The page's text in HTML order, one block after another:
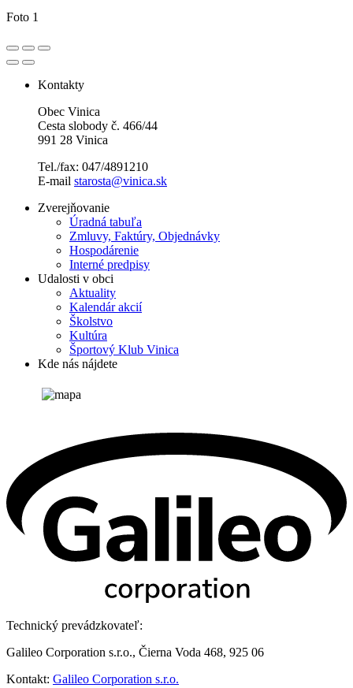
Foto 1
Kontakty
Obec Vinica
Cesta slobody č. 466/44
991 28 Vinica
Tel./fax: 047/4891210
E-mail starosta@vinica.sk
Zverejňovanie
Úradná tabuľa
Zmluvy, Faktúry, Objednávky
Hospodárenie
Interné predpisy
Udalosti v obci
Aktuality
Kalendár akcií
Školstvo
Kultúra
Športový Klub Vinica
Kde nás nájdete
Technický prevádzkovateľ:
Galileo Corporation s.r.o., Čierna Voda 468, 925 06
Kontakt: Galileo Corporation s.r.o.